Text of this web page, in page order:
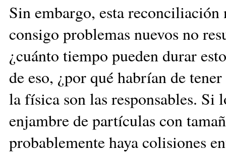
Sin embargo, esta
consigo problemas nuevos no
¿cuánto tiempo pueden durar
de eso, ¿por qué habrían de
la física son las responsables. Si
enjambre de partículas con
probablemente haya colisiones